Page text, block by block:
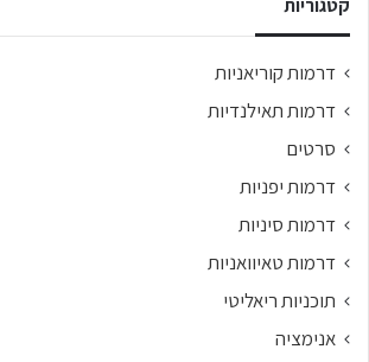
קטגוריות
דרמות קוריאניות
דרמות תאילנדיות
סרטים
דרמות יפניות
דרמות סיניות
דרמות טאיוואניות
תוכניות ריאליטי
אנימציה